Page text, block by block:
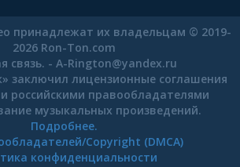
принадлежат их владельцам © 2019-
2026 Ron-Ton.com
связь. - A-Rington@yandex.ru
заключил лицензионные соглашения
российскими правообладателями
музыкальных произведений.
Подробнее.
Copyright (DMCA)
конфиденциальности